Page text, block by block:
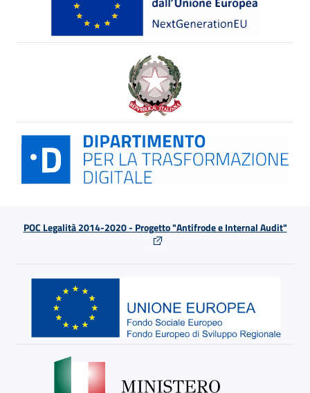
POC Legalità 2014-2020 - Progetto "Antifrode e Internal Audit"